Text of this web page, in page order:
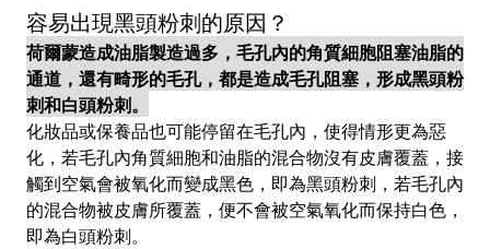
容易出現黑頭粉刺的原因？
荷爾蒙造成油脂製造過多，毛孔內的角質細胞阻塞油脂的
通道，還有畸形的毛孔，都是造成毛孔阻塞，形成黑頭粉
刺和白頭粉刺。
化妝品或保養品也可能停留在毛孔內，使得情形更為惡
化，若毛孔內角質細胞和油脂的混合物沒有皮膚覆蓋，接
觸到空氣會被氧化而變成黑色，即為黑頭粉刺，若毛孔內
的混合物被皮膚所覆蓋，便不會被空氣氧化而保持白色，
即為白頭粉刺。